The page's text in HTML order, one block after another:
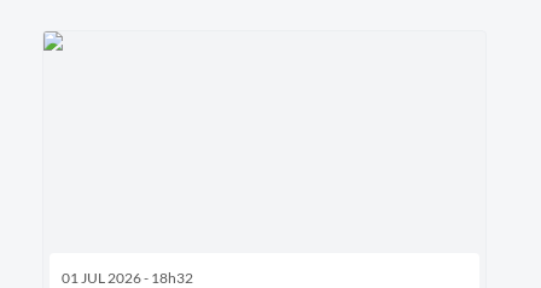
01 JUL 2026 - 18h32